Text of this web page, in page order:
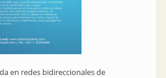
en redes bidireccionales de